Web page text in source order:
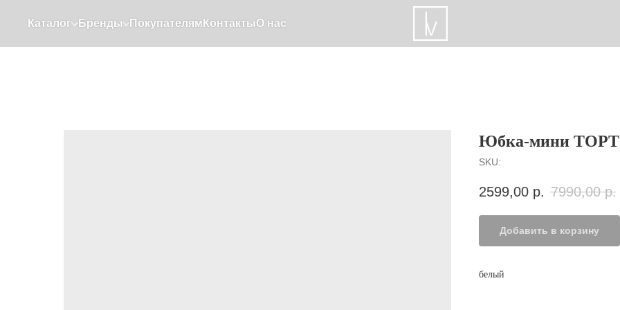
Каталог Бренды Покупателям КонтактыО нас
Юбка-мини
SKU:
2599,00 р. 7990,00 р.
Добавить в корзину
белый